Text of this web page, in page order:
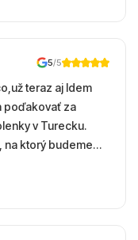
5/5
teraz aj Idem
poďakovať za
v Turecku.
na ktorý budeme
prebehlo
zájazdu, cez